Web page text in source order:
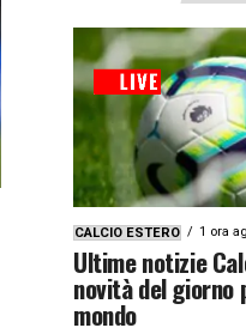
CALCIO ESTERO 1 ora
Ultime notizie
novità del
mondo